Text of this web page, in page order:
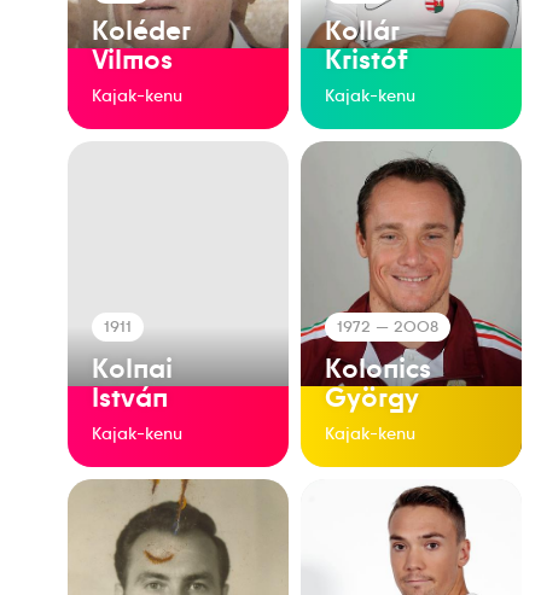
Koléder
Vilmos
Kajak-kenu
Kollár
Kristóf
Kajak-kenu
1911
Kolnai
István
Kajak-kenu
1972 — 2008
Kolonics
György
Kajak-kenu